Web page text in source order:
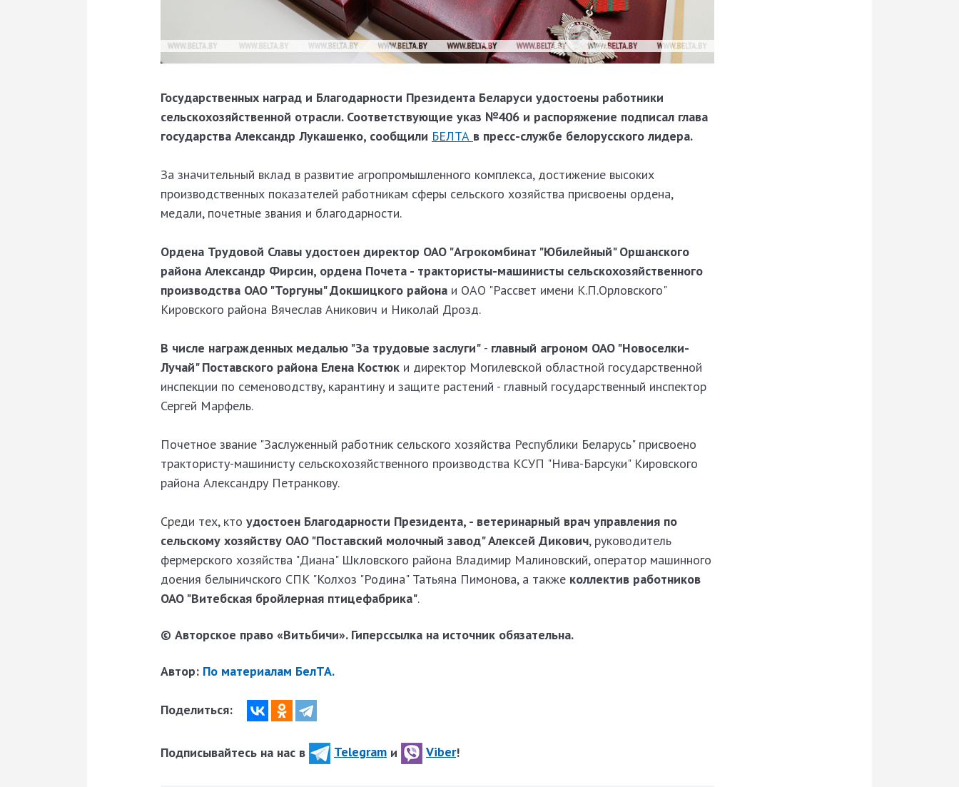
Государственных наград и Благодарности Президента Беларуси удостоены работники
сельскохозяйственной отрасли. Соответствующие указ №406 и распоряжение подписал глава
государства Александр Лукашенко, сообщили БЕЛТА в пресс-службе белорусского лидера.
За значительный вклад в развитие агропромышленного комплекса, достижение высоких
производственных показателей работникам сферы сельского хозяйства присвоены ордена,
медали, почетные звания и благодарности.
Ордена Трудовой Славы удостоен директор ОАО "Агрокомбинат "Юбилейный" Оршанского
района Александр Фирсин, ордена Почета - трактористы-машинисты сельскохозяйственного
производства ОАО "Торгуны" Докшицкого района и ОАО "Рассвет имени К.П.Орловского"
Кировского района Вячеслав Аникович и Николай Дрозд.
В числе награжденных медалью "За трудовые заслуги" - главный агроном ОАО "Новоселки-
Лучай" Поставского района Елена Костюк и директор Могилевской областной государственной
инспекции по семеноводству, карантину и защите растений - главный государственный инспектор
Сергей Марфель.
Почетное звание "Заслуженный работник сельского хозяйства Республики Беларусь" присвоено
трактористу-машинисту сельскохозяйственного производства КСУП "Нива-Барсуки" Кировского
района Александру Петранкову.
Среди тех, кто удостоен Благодарности Президента, - ветеринарный врач управления по
сельскому хозяйству ОАО "Поставский молочный завод" Алексей Дикович, руководитель
фермерского хозяйства "Диана" Шкловского района Владимир Малиновский, оператор машинного
доения белыничского СПК "Колхоз "Родина" Татьяна Пимонова, а также коллектив работников
ОАО "Витебская бройлерная птицефабрика".
© Авторское право «Витьбичи». Гиперссылка на источник обязательна.
Автор: По материалам БелТА.
Поделиться:
Подписывайтесь на нас в Telegram и Viber!